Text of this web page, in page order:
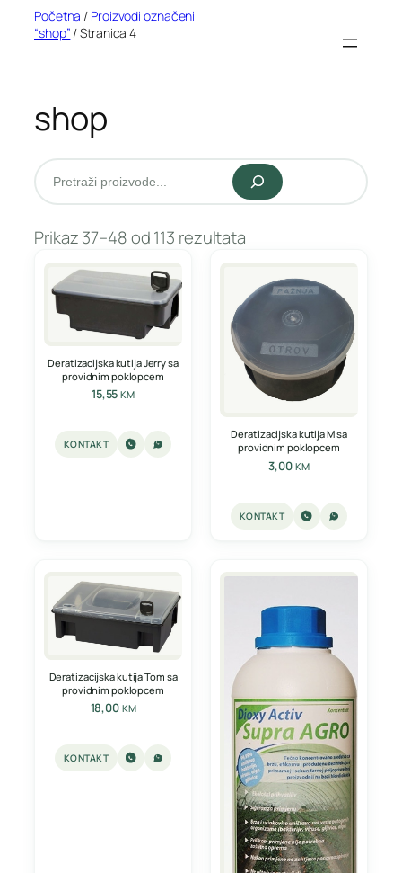
Početna / Proizvodi označeni
“shop” / Stranica 4
shop
Pretraži
Prikaz 37–48 od 113 rezultata
Deratizacijska kutija Jerry sa
providnim poklopcem
15,55KM
KONTAKT
Deratizacijska kutija M sa
providnim poklopcem
3,00 KM
KONTAKT
Deratizacijska kutija Tom sa
providnim poklopcem
18,00 KM
KONTAKT